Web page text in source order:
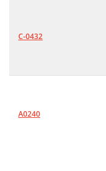
C-0432
A0240